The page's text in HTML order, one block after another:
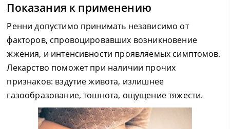
Показания к применению
Ренни допустимо принимать независимо от
факторов, спровоцировавших возникновение
жжения, и интенсивности проявляемых симптомов.
Лекарство поможет при наличии прочих
признаков: вздутие живота, излишнее
газообразование, тошнота, ощущение тяжести.